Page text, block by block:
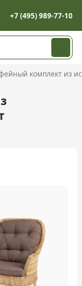
+7 (495) 989-77-10
комплект из